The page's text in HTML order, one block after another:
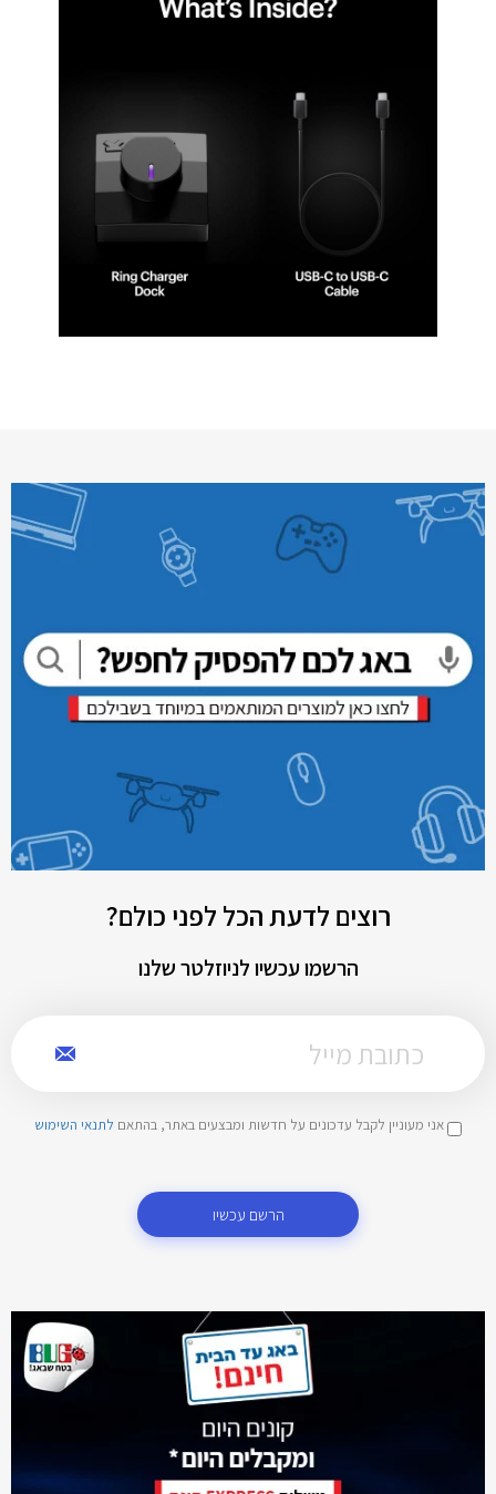
רוצים לדעת הכל לפני כולם?
הרשמו עכשיו לניוזלטר שלנו
אני מעוניין לקבל עדכונים על חדשות ומבצעים באתר, בהתאם לתנאי השימוש
הרשם עכשיו